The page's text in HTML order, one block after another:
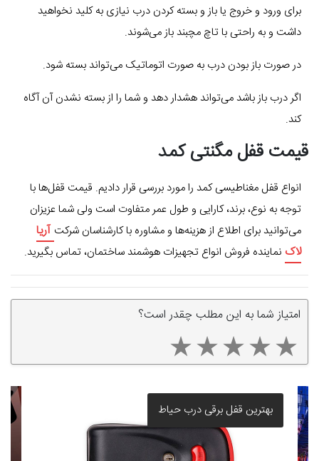
برای ورود و خروج یا باز و بسته کردن درب نیازی به کلید نخواهید
داشت و به راحتی با تاچ مچبند باز می‌شوند.
در صورت باز بودن درب به صورت اتوماتیک می‌تواند بسته شود.
اگر درب باز باشد می‌تواند هشدار دهد و شما را از بسته نشدن آن آگاه
کند.
قیمت قفل مگنتی کمد
انواع قفل مغناطیسی کمد را مورد بررسی قرار دادیم. قیمت قفل‌ها با
توجه به نوع، برند، کارایی و طول عمر متفاوت است ولی شما عزیزان
می‌توانید برای اطلاع از هزینه‌ها و مشاوره با کارشناسان شرکت آریا
لاک نماینده فروش انواع تجهیزات هوشمند ساختمان، تماس بگیرید.
امتیاز شما به این مطلب چقدر است؟
بهترین قفل برقی درب حیاط